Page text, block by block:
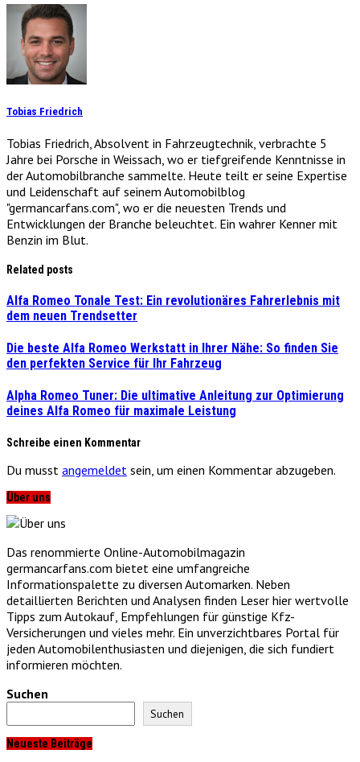
Tobias Friedrich
Tobias Friedrich, Absolvent in Fahrzeugtechnik, verbrachte 5
Jahre bei Porsche in Weissach, wo er tiefgreifende Kenntnisse in
der Automobilbranche sammelte. Heute teilt er seine Expertise
und Leidenschaft auf seinem Automobilblog
"germancarfans.com", wo er die neuesten Trends und
Entwicklungen der Branche beleuchtet. Ein wahrer Kenner mit
Benzin im Blut.
Related posts
Alfa Romeo Tonale Test: Ein revolutionäres Fahrerlebnis mit
dem neuen Trendsetter
Die beste Alfa Romeo Werkstatt in Ihrer Nähe: So finden Sie
den perfekten Service für Ihr Fahrzeug
Alpha Romeo Tuner: Die ultimative Anleitung zur Optimierung
deines Alfa Romeo für maximale Leistung
Schreibe einen Kommentar
Du musst angemeldet sein, um einen Kommentar abzugeben.
Über uns
Das renommierte Online-Automobilmagazin
germancarfans.com bietet eine umfangreiche
Informationspalette zu diversen Automarken. Neben
detaillierten Berichten und Analysen finden Leser hier wertvolle
Tipps zum Autokauf, Empfehlungen für günstige Kfz-
Versicherungen und vieles mehr. Ein unverzichtbares Portal für
jeden Automobilenthusiasten und diejenigen, die sich fundiert
informieren möchten.
Suchen
Suchen
Neueste Beiträge